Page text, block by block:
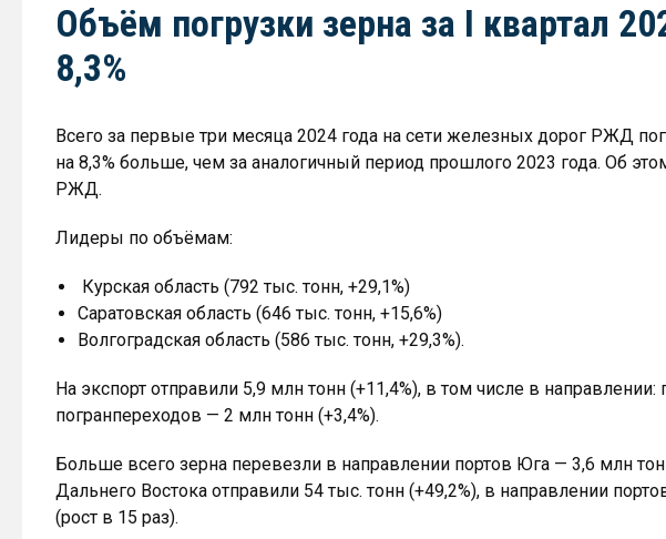
Объём погрузки зерна за I квартал
8,3%
Всего за первые три месяца 2024 года на сети железных дорог РЖД
на 8,3% больше, чем за аналогичный период прошлого 2023 года. Об
РЖД.
Лидеры по объёмам:
Курская область (792 тыс. тонн, +29,1%)
Саратовская область (646 тыс. тонн, +15,6%)
Волгоградская область (586 тыс. тонн, +29,3%).
На экспорт отправили 5,9 млн тонн (+11,4%), в том числе в направлении:
погранпереходов — 2 млн тонн (+3,4%).
Больше всего зерна перевезли в направлении портов Юга — 3,6 млн
Дальнего Востока отправили 54 тыс. тонн (+49,2%), в направлении
(рост в 15 раз).